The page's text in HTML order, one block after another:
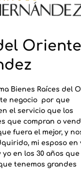
Bienes Raíces del
negocio por que
el servicio que los
que compran o
fuera el mejor, y
mi esposo en
en los 30 años
tenemos grandes